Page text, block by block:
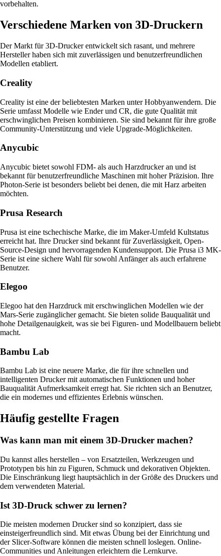
vorbehalten.
Verschiedene Marken von 3D-Druckern
Der Markt für 3D-Drucker entwickelt sich rasant, und mehrere
Hersteller haben sich mit zuverlässigen und benutzerfreundlichen
Modellen etabliert.
Creality
Creality ist eine der beliebtesten Marken unter Hobbyanwendern. Die
Serie umfasst Modelle wie Ender und CR, die gute Qualität mit
erschwinglichen Preisen kombinieren. Sie sind bekannt für ihre große
Community-Unterstützung und viele Upgrade-Möglichkeiten.
Anycubic
Anycubic bietet sowohl FDM- als auch Harzdrucker an und ist
bekannt für benutzerfreundliche Maschinen mit hoher Präzision. Ihre
Photon-Serie ist besonders beliebt bei denen, die mit Harz arbeiten
möchten.
Prusa Research
Prusa ist eine tschechische Marke, die im Maker-Umfeld Kultstatus
erreicht hat. Ihre Drucker sind bekannt für Zuverlässigkeit, Open-
Source-Design und hervorragenden Kundensupport. Die Prusa i3 MK-
Serie ist eine sichere Wahl für sowohl Anfänger als auch erfahrene
Benutzer.
Elegoo
Elegoo hat den Harzdruck mit erschwinglichen Modellen wie der
Mars-Serie zugänglicher gemacht. Sie bieten solide Bauqualität und
hohe Detailgenauigkeit, was sie bei Figuren- und Modellbauern beliebt
macht.
Bambu Lab
Bambu Lab ist eine neuere Marke, die für ihre schnellen und
intelligenten Drucker mit automatischen Funktionen und hoher
Bauqualität Aufmerksamkeit erregt hat. Sie richten sich an Benutzer,
die ein modernes und effizientes Erlebnis wünschen.
Häufig gestellte Fragen
Was kann man mit einem 3D-Drucker machen?
Du kannst alles herstellen – von Ersatzteilen, Werkzeugen und
Prototypen bis hin zu Figuren, Schmuck und dekorativen Objekten.
Die Einschränkung liegt hauptsächlich in der Größe des Druckers und
dem verwendeten Material.
Ist 3D-Druck schwer zu lernen?
Die meisten modernen Drucker sind so konzipiert, dass sie
einsteigerfreundlich sind. Mit etwas Übung bei der Einrichtung und
der Slicer-Software können die meisten schnell loslegen. Online-
Communities und Anleitungen erleichtern die Lernkurve.